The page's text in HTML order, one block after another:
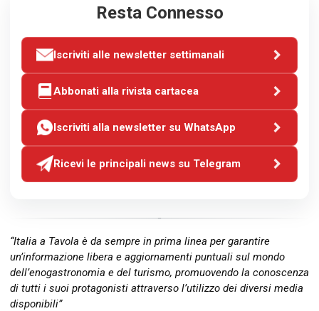
Resta Connesso
Iscriviti alle newsletter settimanali
Abbonati alla rivista cartacea
Iscriviti alla newsletter su WhatsApp
Ricevi le principali news su Telegram
“Italia a Tavola è da sempre in prima linea per garantire
un’informazione libera e aggiornamenti puntuali sul mondo
dell’enogastronomia e del turismo, promuovendo la conoscenza
di tutti i suoi protagonisti attraverso l’utilizzo dei diversi media
disponibili”